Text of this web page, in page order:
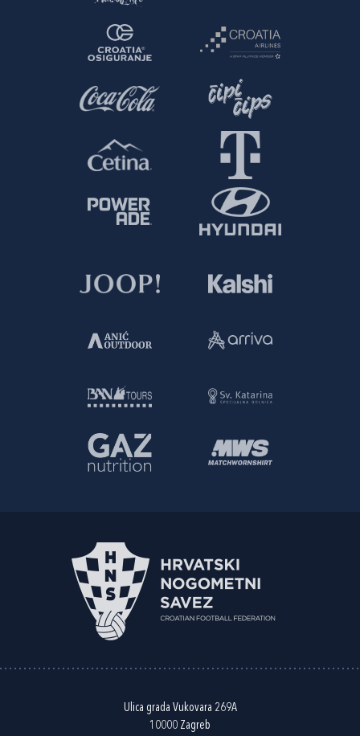
Ulica grada Vukovara 269A
10000 Zagreb